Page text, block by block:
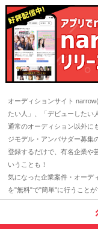
オーディションサイト
たい人」、「デビューしたい
通常のオーディション以外に
ジモデル・アンバサダー募集
登録するだけで、有名企業や
いうことも！
気になった企業案件・オーデ
を"無料"で"簡単"に行うことが